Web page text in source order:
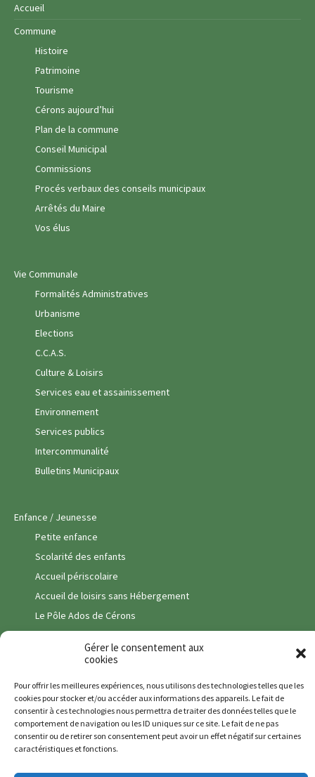
Gérer le consentement aux
cookies
Pour offrir les meilleures expériences, nous utilisons des technologies telles que les
cookies pour stocker et/ou accéder aux informations des appareils. Le fait de
consentir à ces technologies nous permettra de traiter des données telles que le
comportement de navigation ou les ID uniques sur ce site. Le fait de ne pas
consentir ou de retirer son consentement peut avoir un effet négatif sur certaines
caractéristiques et fonctions.
Accueil
Commune
Histoire
Patrimoine
Tourisme
Cérons aujourd’hui
Plan de la commune
Conseil Municipal
Commissions
Procés verbaux des conseils municipaux
Arrêtés du Maire
Vos élus
Vie Communale
Formalités Administratives
Urbanisme
Elections
C.C.A.S.
Culture & Loisirs
Services eau et assainissement
Environnement
Services publics
Intercommunalité
Bulletins Municipaux
Enfance / Jeunesse
Petite enfance
Scolarité des enfants
Accueil périscolaire
Accueil de loisirs sans Hébergement
Le Pôle Ados de Cérons
Transport scolaire
Vie Economique
Commerces
Pôle santé
Entreprises & Artisans